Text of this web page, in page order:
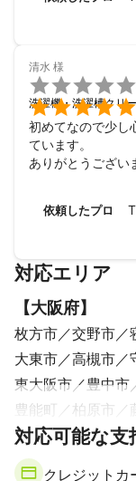
清水 様


洗濯機・洗濯槽クリ
初めてなので少し
ています。
ありがとうござい
依頼したプロ
対応エリア
【大阪府】
枚方市 交野市
大東市
高槻市
東大阪市
豊中市
豊能町
柏原市
【奈良県】
生駒市
対応可能な支
クレジットカ